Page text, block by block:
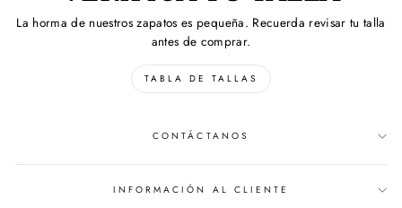
La horma de nuestros zapatos es pequeña. Recuerda revisar tu talla
antes de comprar.
TABLA DE TALLAS
CONTÁCTANOS
INFORMACIÓN AL CLIENTE